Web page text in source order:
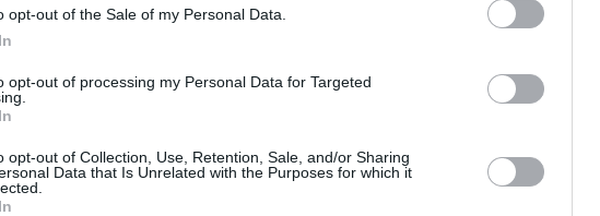
opt-out of the Sale of my Personal Data.
opt-out of processing my Personal Data for Targeted
opt-out of Collection, Use, Retention, Sale, and/or Sharing
Data that Is Unrelated with the Purposes for which it